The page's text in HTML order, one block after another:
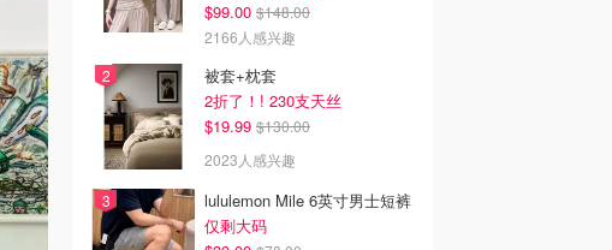
$99.00 $148.00
2166人感兴趣
被套+枕套
2折了！! 230支天丝
$19.99 $130.00
2023人感兴趣
lululemon Mile 6英寸男士短裤
仅剩大码